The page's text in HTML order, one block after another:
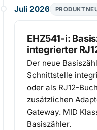
Juli 2026
EHZ541-i:
integrierter
Der neue
Schnittstelle
oder als RJ12-
zusätzlichen
Gateway. MID
Basiszähler.